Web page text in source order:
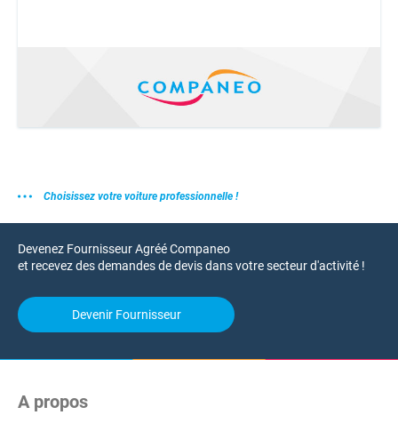
Choisissez votre voiture professionnelle !
Devenez Fournisseur Agréé Companeo
et recevez des demandes de devis dans votre secteur d'activité !
Devenir Fournisseur
A propos